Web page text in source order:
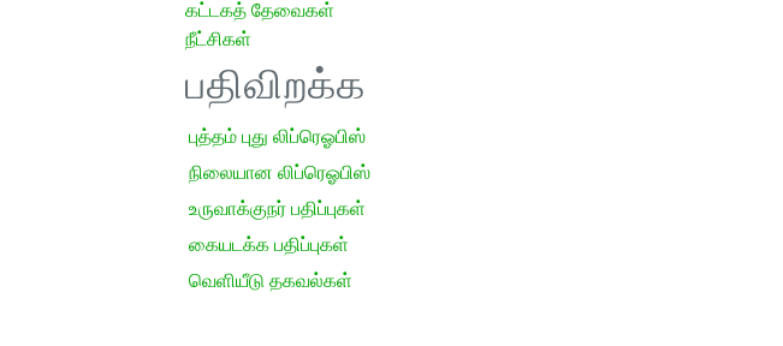
கட்டகத் தேவைகள்
நீட்சிகள்
பதிவிறக்க
புத்தம் புது லிப்ரெஓபிஸ்
நிலையான லிப்ரெஓபிஸ்
உருவாக்குநர் பதிப்புகள்
கையடக்க பதிப்புகள்
வெளியீடு தகவல்கள்